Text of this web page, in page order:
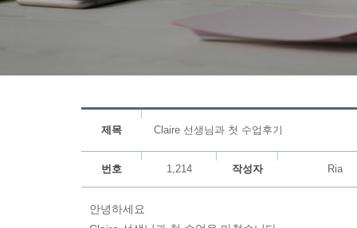
제목 Claire 선생님과 첫 수업후기
번호 1,214 작성자 Ria
안녕하세요